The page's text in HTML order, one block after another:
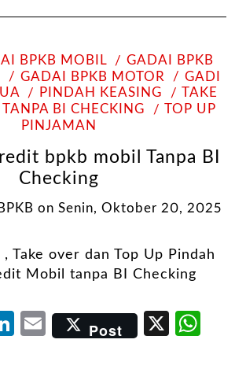
BPKB MOBIL
GADAI BPKB
GADAI BPKB MOTOR
GADI
PINDAH KEASING
TAKE
TANPA BI CHECKING
TOP UP
PINJAMAN
bpkb mobil Tanpa BI
Checking
on Senin, Oktober 20, 2025
LinkedIn
Email
Post X